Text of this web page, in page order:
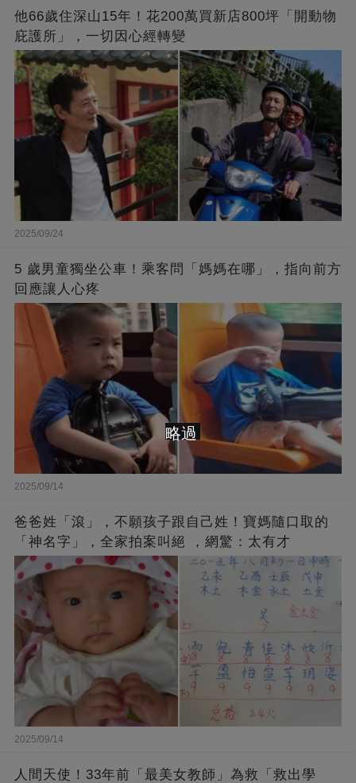
他66歲住深山15年！花200萬買新店800坪「開動物
庇護所」，一切因心經轉變
2025/09/24
5 歲男童獨坐公車！乘客問「媽媽在哪」，指向前方
回應讓人心疼
2025/09/14
爸爸姓「滾」，不願孩子跟自己姓！寶媽隨口取的
「神名字」，全家拍案叫絕 ，網驚：太有才
2025/09/14
人間天使！33年前「最美女教師」為救「救出學
略過